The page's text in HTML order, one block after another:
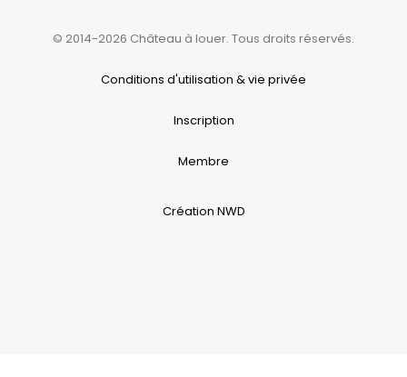
© 2014-2026 Château à louer. Tous droits réservés.
Conditions d'utilisation & vie privée
Inscription
Membre
Création NWD